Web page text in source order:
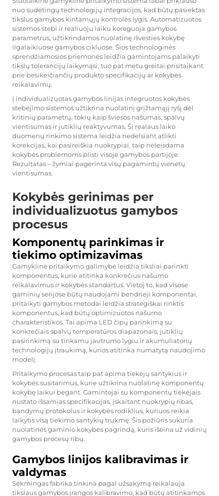
nuo sudėtingų technologijų integracijos, kad būtų pasiektas
tikslus gamybos kintamųjų kontrolės lygis. Automatizuotos
sistemos stebi ir realiuoju laiku koreguoja gamybos
parametrus, užtikrindamos nuolatinę išvesties kokybę
ilgalaikiuose gamybos cikluose. Šios technologinės
sprendžiamosios priemonės leidžia gamintojams palaikyti
tikslų tolerancijų laikymąsi, tuo pat metu greitai prisitaikant
prie besikeičiančių produkto specifikacijų ar kokybės
reikalavimų.
Į individualizuotas gamybos linijas integruotos kokybės
stebėjimo sistemos užtikrina nuolatinį grįžtamąjį ryšį dėl
kritinių parametrų, tokių kaip šviesos našumas, spalvų
vientisumas ir jutiklių reaktyvumas. Ši realaus laiko
duomenų rinkimo sistema leidžia nedelsiant atlikti
korekcijas, kai pasireiškia nuokrypiai, taip neleisdama
kokybės problemoms plisti visoje gamybos partijoje.
Rezultatas – žymiai pagerinta visų pagamintų vienetų
vientisumas.
Kokybės gerinimas per
individualizuotus gamybos
procesus
Komponentų parinkimas ir
tiekimo optimizavimas
Gamyklinė pritaikymo galimybė leidžia tiksliai parinkti
komponentus, kurie atitinka konkrečius našumo
reikalavimus ir kokybės standartus. Vietoj to, kad visose
gaminių serijose būtų naudojami bendrieji komponentai,
pritaikyti gamybos metodai leidžia strategiškai rinktis
komponentus, kad būtų optimizuotos našumo
charakteristikos. Tai apima LED čipų parinkimą su
konkrečiais spalvų temperatūros diapazonais, jutiklių
pasirinkimą su tinkamu jautrumo lygiu ir akumuliatorių
technologijų įtraukimą, kurios atitinka numatytą naudojimo
modelį.
Pritaikymo procesas taip pat apima tiekėjų santykius ir
kokybės susitarimus, kurie užtikrina nuolatinę komponentų
kokybę laikui bėgant. Gamintojai su komponentų tiekėjais
nustato išsamias specifikacijas, įskaitant nuokrypių ribas,
bandymų protokolus ir kokybės rodiklius, kuriuos reikia
laikytis visą tiekimo santykių trukmę. Šis požiūris sukuria
nuolatinės gaminio kokybės pagrindą, kuris išeina už vidinių
gamybos procesų ribų.
Gamybos linijos kalibravimas ir
valdymas
Sėkmingasfabrika tinkina pagal užsakymą reikalauja
tikslaus gamybos įrangos kalibravimo, kad būtų atitinkamos